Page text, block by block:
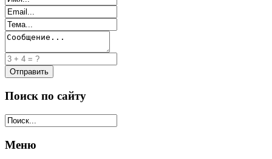
Поиск по сайту
Меню